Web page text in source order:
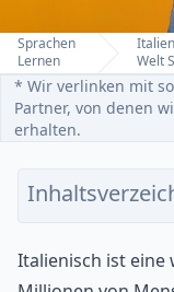
Home
Sprachen
Lernen
Italienisch Lernen: Die Romantischste Sprache Der
Welt
* Wir verlinken mit
Partner, von denen
erhalten.
Italienisch ist eine